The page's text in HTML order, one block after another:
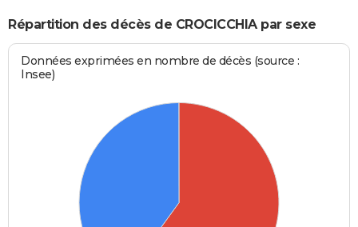
Répartition des décès de CROCICCHIA par sexe
Données exprimées en nombre de décès (source :
Insee)